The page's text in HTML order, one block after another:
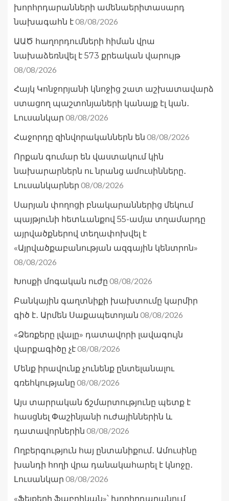
խորհրդարանների ամենաերիտասարդ
նախագահն է08/08/2026
ԱԱԾ հաղորդումների հիման վրա
նախաձեռնվել է 573 քրեական վարույթ
08/08/2026
Հայկ Կոնջորյանի կնոջից շատ աշխատավարձ
ստացող պաշտոնյաների կանայք էլ կան․
Լուսանկար 08/08/2026
Հաջորդը զինվորականներն են 08/08/2026
Որքան գումար են վաստակում կին
նախարարներն ու նրանց ամուսինները․
Լուսանկարներ 08/08/2026
Սարյան փողոցի բնակարաններից մեկում
պայթյունի հետևանքով 55-ամյա տղամարդը
այրվածքներով տեղափոխվել է
«Այրվածքաբանության ազգային կենտրոն»
08/08/2026
Խոսքի մոգական ուժը 08/08/2026
Բանկային գաղտնիքի խախտումը կարմիր
գիծ է․ Արմեն Սաքապետոյան 08/08/2026
«Ձեռքերը լվալը» դատավորի լավագույն
վարքագիծը չէ08/08/2026
Մենք իրավունք չունենք ընտելանալու
գռեհկությանը 08/08/2026
Այս տարրական ճշմարտությունը պետք է
հասցնել Փաշինյանի ուժայիններին և
դատավորներին 08/08/2026
Ողբերգություն հայ ընտանիքում․ Ամուսինը
խանդի հողի վրա դանակահարել է կնոջը․
Լուսանկար 08/08/2026
«Ֆեյքերի ֆաբրիկան»՝ խորհրդարանում